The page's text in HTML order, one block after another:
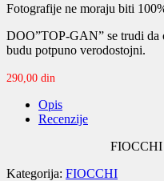
Fotografije ne moraju biti
DOO”TOP-GAN” se trudi da
budu potpuno verodostojni.
290,00 din
Opis
Recenzije
FIOCCHI
Kategorija: FIOCCHI